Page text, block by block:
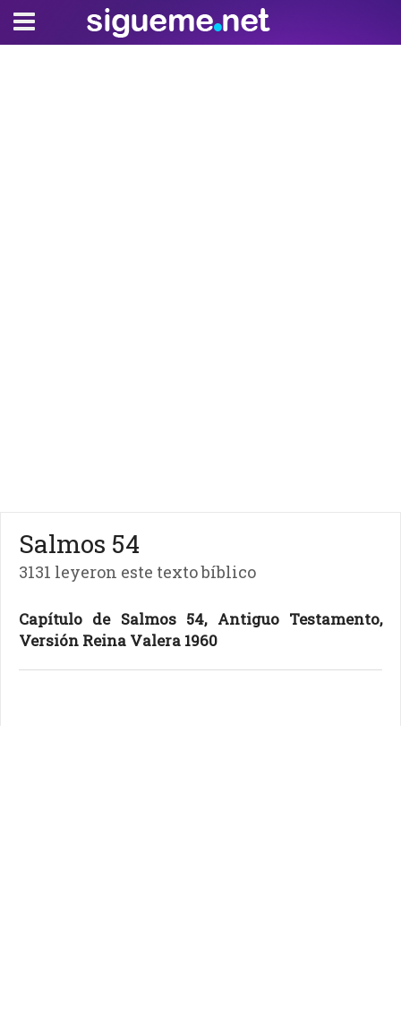
Salmos 54
3131 leyeron este texto bíblico
Capítulo de Salmos 54, Antiguo Testamento,
Versión Reina Valera 1960